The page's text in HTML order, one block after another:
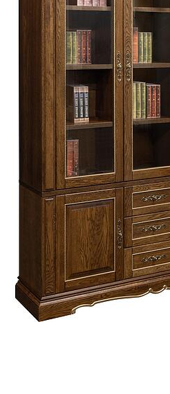
Тумбы и комоды
Столы
Стулья
Зеркала, полки,
Новинки